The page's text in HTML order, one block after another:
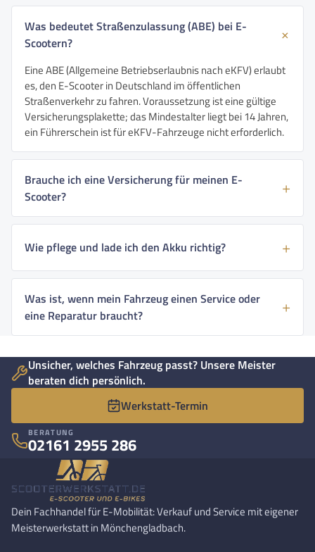
Was bedeutet Straßenzulassung (ABE) bei E-
Scootern?
Eine ABE (Allgemeine Betriebserlaubnis nach eKFV) erlaubt
es, den E-Scooter in Deutschland im öffentlichen
Straßenverkehr zu fahren. Voraussetzung ist eine gültige
Versicherungsplakette; das Mindestalter liegt bei 14 Jahren,
ein Führerschein ist für eKFV-Fahrzeuge nicht erforderlich.
Brauche ich eine Versicherung für meinen E-
Scooter?
Wie pflege und lade ich den Akku richtig?
Was ist, wenn mein Fahrzeug einen Service oder
eine Reparatur braucht?
Unsicher, welches Fahrzeug passt? Unsere Meister
beraten dich persönlich.
Werkstatt-Termin
BERATUNG
02161 2955 286
Dein Fachhandel für E-Mobilität: Verkauf und Service mit eigener
Meisterwerkstatt in Mönchengladbach.